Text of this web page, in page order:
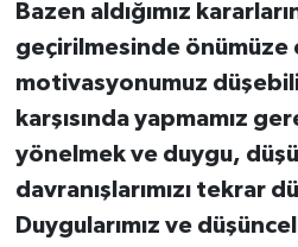
Bazen aldığımız
geçirilmesinde önümüze
motivasyonumuz
karşısında yapmamız
yönelmek ve duygu,
davranışlarımızı tekrar
Duygularımız ve